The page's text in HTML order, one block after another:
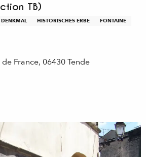
TB)
DENKMAL HISTORISCHES ERBE
FONTAINE
France, 06430 Tende